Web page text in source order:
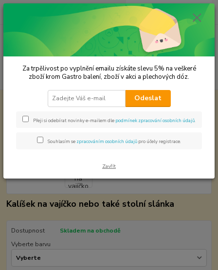
Menu
Hledat
ks
za 0,00 Kč
Dřevěné výrobky Kalíšek na vajíčko dřevěné
Kalíšek na vajíčko dřevěné
Kalíšek na vajíčko nebo také stolní slánka
Dostupnost
Skladem na obchodě
Vyberte barvu
Za trpělivost po vyplnění emailu získáte slevu 5% na veškeré
zboží krom Gastro balení, zboží v akci a plechových dóz.
Odeslat
Přeji si odebírat novinky e-mailem dle podmínek zpracování osobních údajů
Souhlasím se zpracováním osobních údajů pro účely registrace.
Zavřít